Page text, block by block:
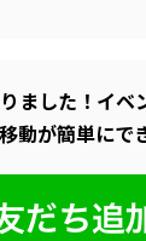
ました！イベ
動が簡単にで